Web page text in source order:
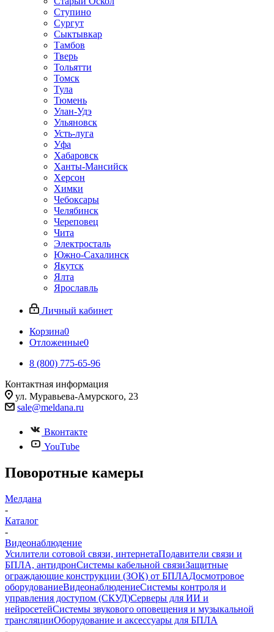
Ступино
Сургут
Сыктывкар
Тамбов
Тверь
Тольятти
Томск
Тула
Тюмень
Улан-Удэ
Ульяновск
Усть-луга
Уфа
Хабаровск
Ханты-Мансийск
Херсон
Химки
Чебоксары
Челябинск
Череповец
Чита
Электросталь
Южно-Сахалинск
Якутск
Ялта
Ярославль
Личный кабинет
Корзина0
Отложенные0
8 (800) 775-65-96
Контактная информация
ул. Муравьева-Амурского, 23
sale@meldana.ru
Вконтакте
YouTube
Поворотные камеры
Мелдана
-
Каталог
-
Видеонаблюдение
Усилители сотовой связи, интернетаПодавители связи и
БПЛА, антидронСистемы кабельной связиЗащитные
ограждающие конструкции (ЗОК) от БПЛАДосмотровое
оборудованиеВидеонаблюдениеСистемы контроля и
управления доступом (СКУД)Серверы для ИИ и
нейросетейСистемы звукового оповещения и музыкальной
трансляцииОборудование и аксессуары для БПЛА